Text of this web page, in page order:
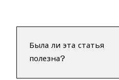
Была ли эта статья
полезна?